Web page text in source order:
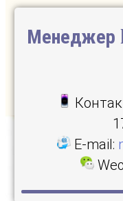
Менеджер
E-mail: